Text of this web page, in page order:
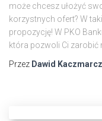
może chcesz ułożyć
korzystnych ofert? W
propozycję! W PKO
która pozwoli Ci zarobić
Przez Dawid